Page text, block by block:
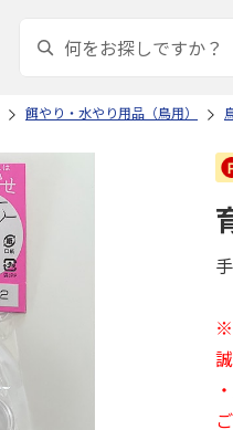
餌やり・水やり用品（鳥用）
※